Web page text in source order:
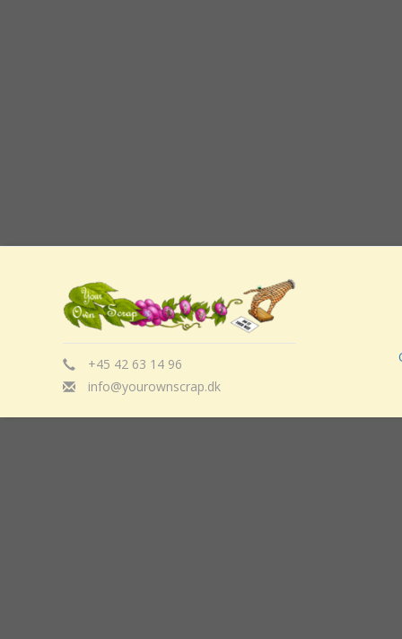
+45 42 63 14 96
info@yourownscrap.dk